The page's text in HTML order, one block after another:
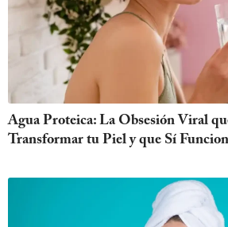
Agua Proteica: La Obsesión Viral
Transformar tu Piel y que Sí